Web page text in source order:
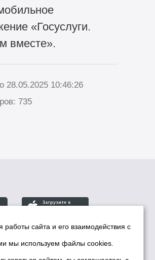
«Госуслуги.
вместе».
28.05.2025 10:46:26
735
информационной политики мэрии
2026
работы сайта и его взаимодействия с
мы используем файлы cookies.